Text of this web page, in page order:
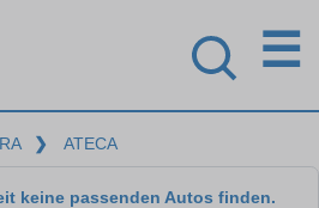
☰
❯ ATECA
keine passenden Autos finden.